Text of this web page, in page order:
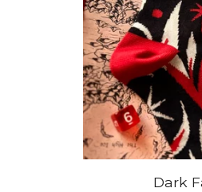
Dark